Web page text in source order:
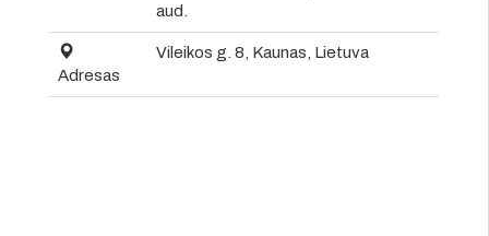
aud.
Adresas
Vileikos g. 8, Kaunas, Lietuva